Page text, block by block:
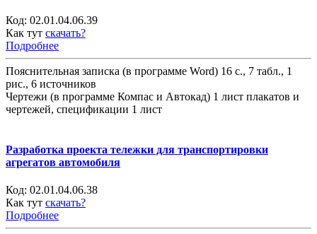
Код: 02.01.04.06.39
Как тут скачать?
Подробнее
Пояснительная записка (в программе Word) 16 с., 7 табл., 1
рис., 6 источников
Чертежи (в программе Компас и Автокад) 1 лист плакатов и
чертежей, спецификации 1 лист
Разработка проекта тележки для транспортировки
агрегатов автомобиля
Код: 02.01.04.06.38
Как тут скачать?
Подробнее